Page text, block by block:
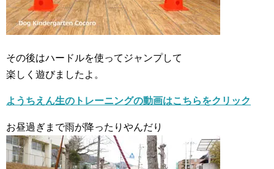
その後はハードルを使ってジャンプして
楽しく遊びましたよ。
ようちえん生のトレーニングの動画はこちらをクリック
お昼過ぎまで雨が降ったりやんだり